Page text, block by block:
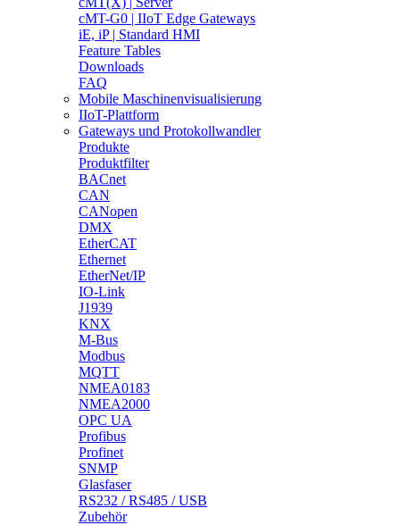
cMT-G0 | IIoT Edge Gateways
iE, iP | Standard HMI
Feature Tables
Downloads
FAQ
Mobile Maschinenvisualisierung
IIoT-Plattform
Gateways und Protokollwandler
Produkte
Produktfilter
BACnet
CAN
CANopen
DMX
EtherCAT
Ethernet
EtherNet/IP
IO-Link
J1939
KNX
M-Bus
Modbus
MQTT
NMEA0183
NMEA2000
OPC UA
Profibus
Profinet
SNMP
Glasfaser
RS232 / RS485 / USB
Zubehör